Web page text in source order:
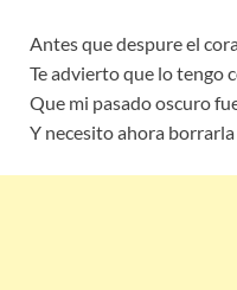
Antes que despure el
Te advierto que lo tengo
Que mi pasado oscuro
Y necesito ahora